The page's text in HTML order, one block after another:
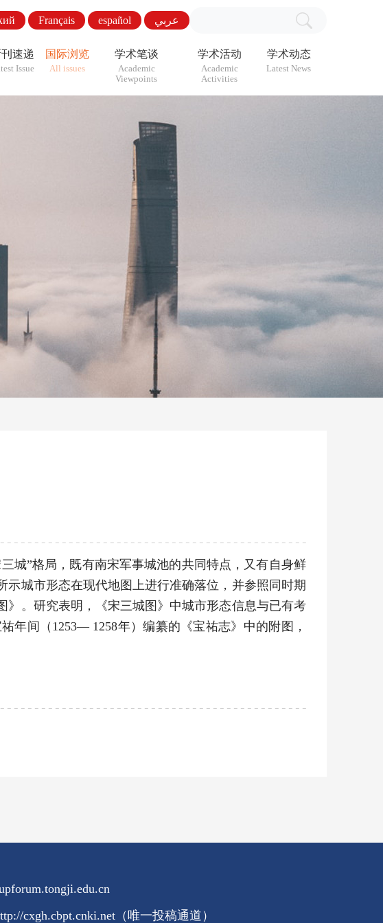
Français español عربي
速递
Issue
国际浏览
All issues
学术笔谈
Academic
Viewpoints
学术活动
Academic
Activities
学术动态
Latest News
城”格局，既有南宋军事城池的共同特点，又有自身鲜
城市形态在现代地图上进行准确落位，并参照同时期
。研究表明，《宋三城图》中城市形态信息与已有考
年间（1253— 1258年）编纂的《宝祐志》中的附图，
cxgh.cbpt.cnki.net（唯一投稿通道）